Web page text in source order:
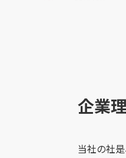
企業
当社の社